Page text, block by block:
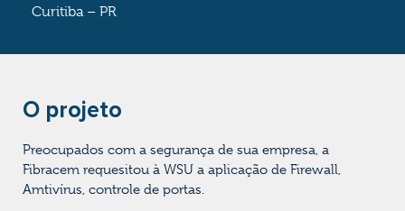
Curitiba – PR
O projeto
Preocupados com a segurança de sua empresa, a
Fibracem requesitou à WSU a aplicação de Firewall,
Amtivírus, controle de portas.